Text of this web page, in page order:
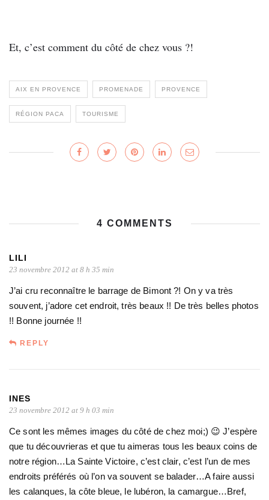
Et, c’est comment du côté de chez vous ?!
AIX EN PROVENCE PROMENADE PROVENCE
RÉGION PACA TOURISME
4 COMMENTS
LILI
23 novembre 2012 at 8 h 35 min
J’ai cru reconnaître le barrage de Bimont ?! On y va très
souvent, j’adore cet endroit, très beaux !! De très belles photos
!! Bonne journée !!
REPLY
INES
23 novembre 2012 at 9 h 03 min
Ce sont les mêmes images du côté de chez moi;) 😉 J’espère
que tu découvrieras et que tu aimeras tous les beaux coins de
notre région…La Sainte Victoire, c’est clair, c’est l’un de mes
endroits préférés où l’on va souvent se balader…A faire aussi
les calanques, la côte bleue, le lubéron, la camargue…Bref,